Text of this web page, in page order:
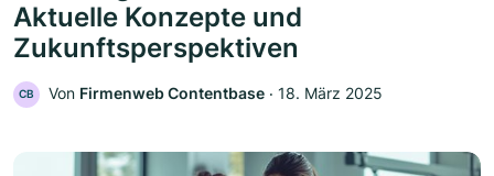
Aktuelle Konzepte und
Zukunftsperspektiven
CB Von Firmenweb Contentbase ‧ 18. März 2025